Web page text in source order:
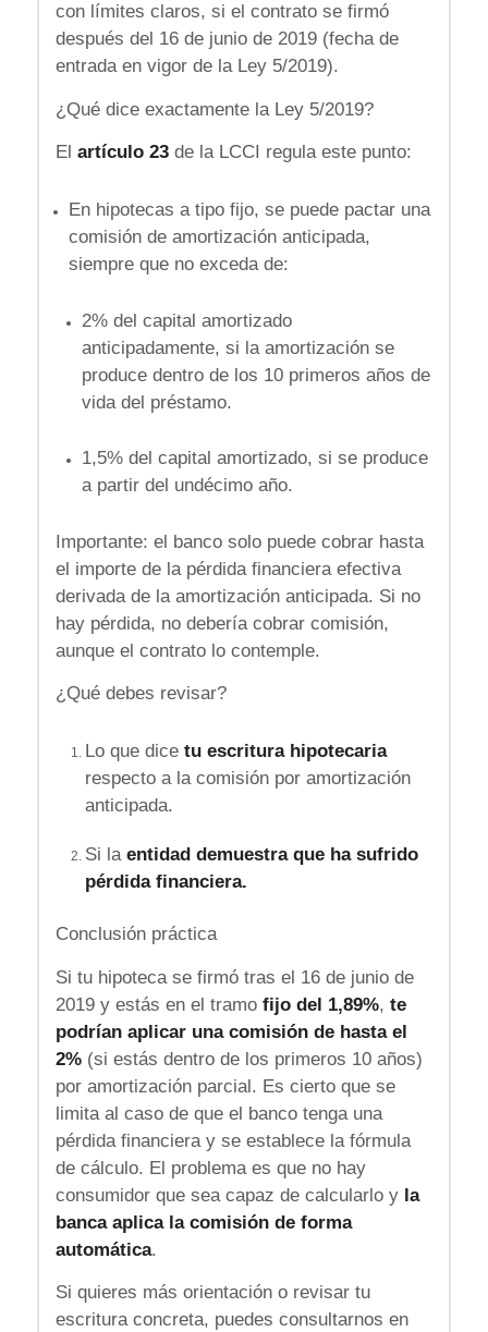
con límites claros, si el contrato se firmó
después del 16 de junio de 2019 (fecha de
entrada en vigor de la Ley 5/2019).
¿Qué dice exactamente la Ley 5/2019?
El artículo 23de la LCCI regula este punto:
En hipotecas a tipo fijo, se puede pactar una
comisión de amortización anticipada,
siempre que no exceda de:
2% del capital amortizado
anticipadamente, si la amortización se
produce dentro de los 10 primeros años de
vida del préstamo.
1,5% del capital amortizado, si se produce
a partir del undécimo año.
Importante: el banco solo puede cobrar hasta
el importe de la pérdida financiera efectiva
derivada de la amortización anticipada. Si no
hay pérdida, no debería cobrar comisión,
aunque el contrato lo contemple.
¿Qué debes revisar?
Lo que dice tu escritura hipotecaria
respecto a la comisión por amortización
anticipada.
Si la entidad demuestra que ha sufrido
pérdida financiera.
Conclusión práctica
Si tu hipoteca se firmó tras el 16 de junio de
2019 y estás en el tramo fijo del 1,89%, te
podrían aplicar una comisión de hasta el
2%(si estás dentro de los primeros 10 años)
por amortización parcial. Es cierto que se
limita al caso de que el banco tenga una
pérdida financiera y se establece la fórmula
de cálculo. El problema es que no hay
consumidor que sea capaz de calcularlo y la
banca aplica la comisión de forma
automática.
Si quieres más orientación o revisar tu
escritura concreta, puedes consultarnos en